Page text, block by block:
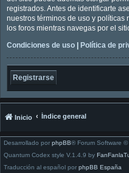
registrados. Antes de identificarte
nuestros términos de uso y políticas
los foros mientras navegas por el
Condiciones de uso
Política de
Registrarse
Inicio Índice general
Desarrollado por phpBB® Forum Software ©
Quantum Codex style V.1.4.9 by
Traducción al español por phpBB España